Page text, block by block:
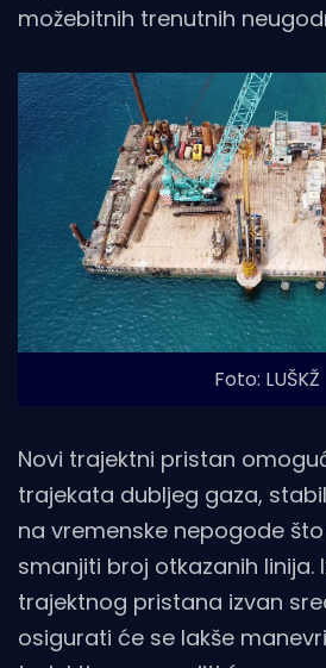
možebitnih trenutnih
Foto: LUŠKŽ
Novi trajektni pristan
trajekata dubljeg gaza,
na vremenske nepogode
smanjiti broj otkazanih linija.
trajektnog pristana izvan
osigurati će se lakše